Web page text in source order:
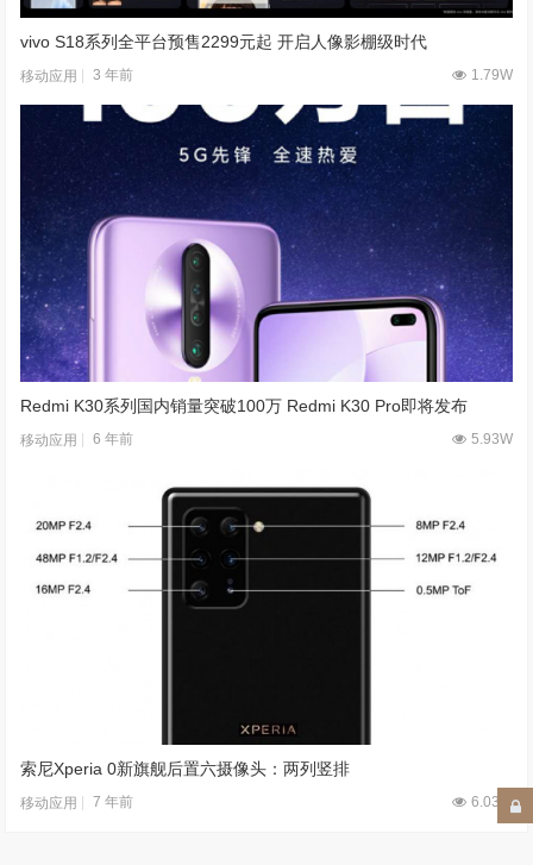
vivo S18系列全平台预售2299元起 开启人像影棚级时代
移动应用 3 年前 1.79W
Redmi K30系列国内销量突破100万 Redmi K30 Pro即将发布
移动应用 6 年前 5.93W
索尼Xperia 0新旗舰后置六摄像头：两列竖排
移动应用 7 年前 6.03W